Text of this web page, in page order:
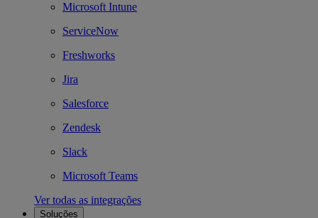
Microsoft Intune
ServiceNow
Freshworks
Jira
Salesforce
Zendesk
Slack
Microsoft Teams
Ver todas as integrações
Soluções